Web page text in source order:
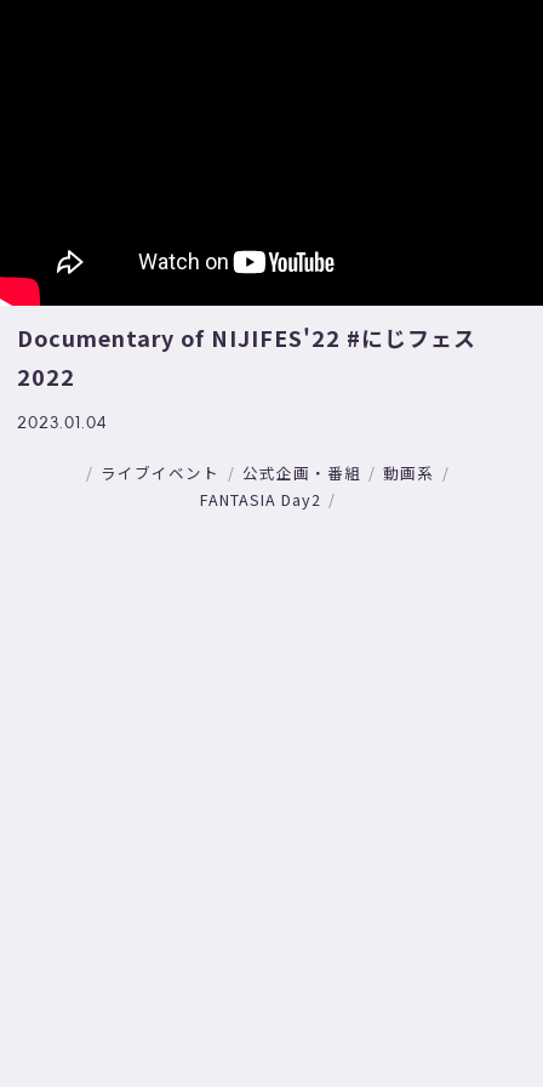
Documentary of NIJIFES'22 #にじフェス
2022
2023.01.04
ライブイベント 公式企画・番組
動画系
FANTASIA Day2